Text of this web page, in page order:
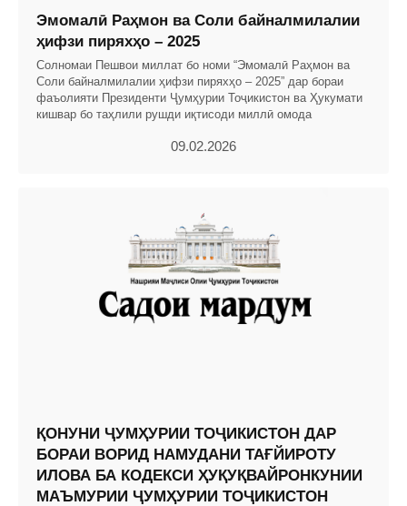
Эмомалӣ Раҳмон ва Соли байналмилалии
ҳифзи пиряхҳо – 2025
Солномаи Пешвои миллат бо номи “Эмомалӣ Раҳмон ва
Соли байналмилалии ҳифзи пиряхҳо – 2025” дар бораи
фаъолияти Президенти Ҷумҳурии Тоҷикистон ва Ҳукумати
кишвар бо таҳлили рушди иқтисоди миллӣ омода
09.02.2026
ҚОНУНИ ҶУМҲУРИИ ТОҶИКИСТОН ДАР
БОРАИ ВОРИД НАМУДАНИ ТАҒЙИРОТУ
ИЛОВА БА КОДЕКСИ ҲУҚУҚВАЙРОНКУНИИ
МАЪМУРИИ ҶУМҲУРИИ ТОҶИКИСТОН